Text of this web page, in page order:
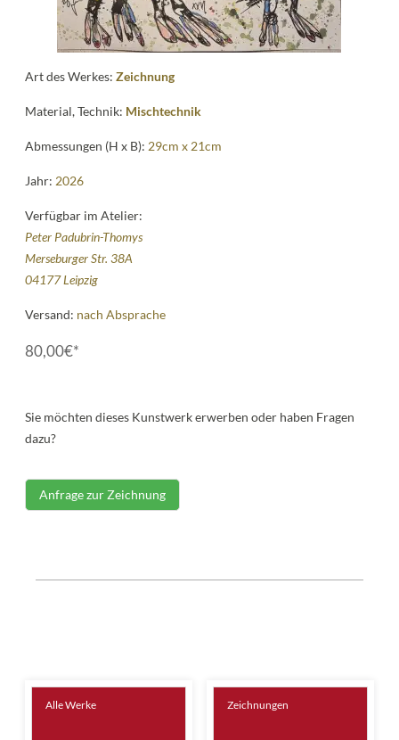
Art des Werkes:Zeichnung
Material, Technik: Mischtechnik
Abmessungen (H x B): 29cm x 21cm
Jahr: 2026
Verfügbar im Atelier:
Peter Padubrin-Thomys
Merseburger Str. 38A
04177 Leipzig
Versand: nach Absprache
80,00€*
Sie möchten dieses Kunstwerk erwerben oder haben Fragen
dazu?
Anfrage zur Zeichnung
Alle Werke Zeichnungen